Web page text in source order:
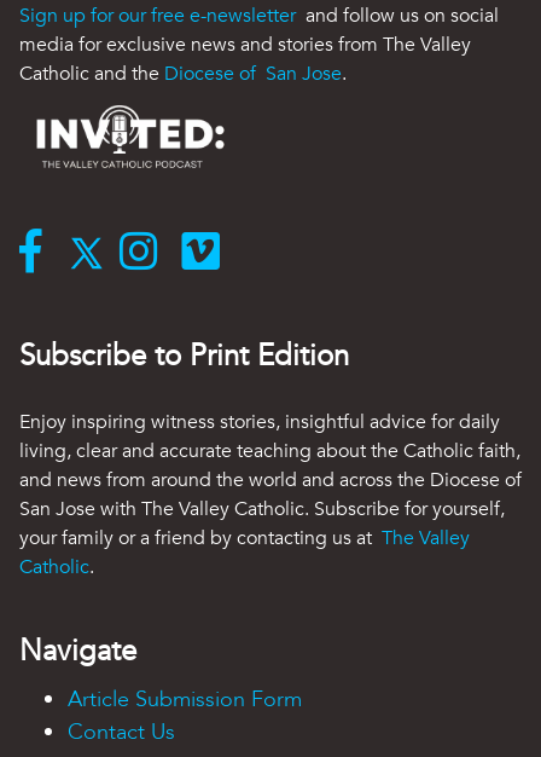
Sign up for our free e-newsletter and follow us on social
media for exclusive news and stories from The Valley
Catholic and the Diocese of San Jose.
Subscribe to Print Edition
Enjoy inspiring witness stories, insightful advice for daily
living, clear and accurate teaching about the Catholic faith,
and news from around the world and across the Diocese of
San Jose with The Valley Catholic. Subscribe for yourself,
your family or a friend by contacting us at The Valley
Catholic.
Navigate
Article Submission Form
Contact Us